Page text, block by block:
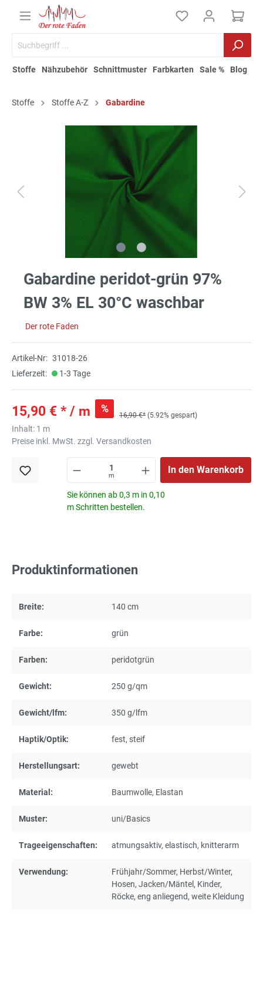
Stoffe Nähzubehör Schnittmuster Farbkarten Sale % Blog
Stoffe Stoffe A-Z Gabardine
Gabardine peridot-grün 97%
BW 3% EL 30°C waschbar
Der rote Faden
Artikel-Nr: 31018-26
Lieferzeit:
1-3 Tage
15,90 € * / m %
16,90 €* (5.92% gespart)
Inhalt: 1 m
Preise inkl. MwSt. zzgl. Versandkosten
m
In den Warenkorb
Sie können ab 0,3 m in 0,10
m Schritten bestellen.
Produktinformationen
Breite: 140 cm
Farbe: grün
Farben: peridotgrün
Gewicht: 250 g/qm
Gewicht/lfm: 350 g/lfm
Haptik/Optik: fest, steif
Herstellungsart: gewebt
Material: Baumwolle, Elastan
Muster: uni/Basics
Trageeigenschaften: atmungsaktiv, elastisch, knitterarm
Verwendung: Frühjahr/Sommer, Herbst/Winter,
Hosen, Jacken/Mäntel, Kinder,
Röcke, eng anliegend, weite Kleidung